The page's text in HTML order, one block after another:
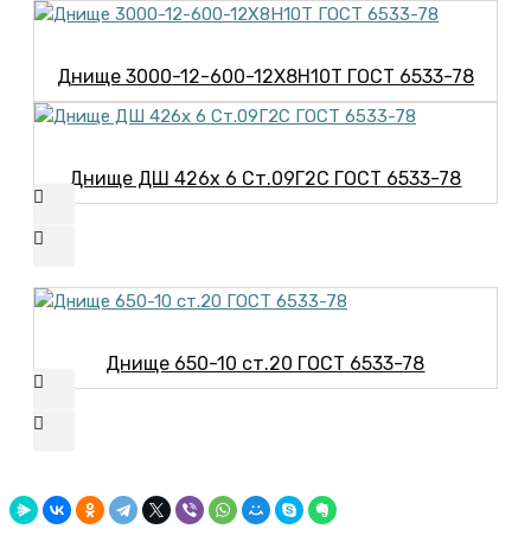
Днище 3000-12-600-12Х8Н10Т ГОСТ 6533-78
Днище ДШ 426х 6 Ст.09Г2С ГОСТ 6533-78
Днище 650-10 ст.20 ГОСТ 6533-78